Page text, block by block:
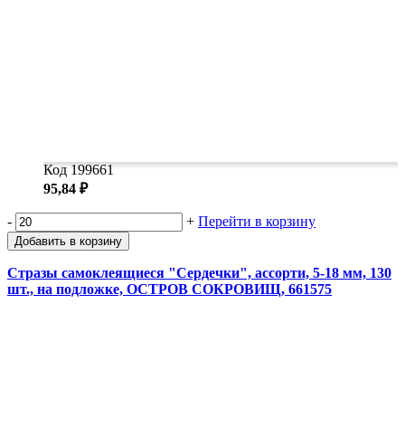
Код 199661
95,84 ₽
- + Перейти в корзину
Добавить в корзину
Стразы самоклеящиеся "Сердечки", ассорти, 5-18 мм, 130
шт., на подложке, ОСТРОВ СОКРОВИЩ, 661575